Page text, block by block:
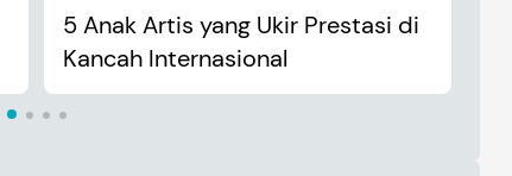
5 Anak Artis yang Ukir Prestasi di
Kancah Internasional